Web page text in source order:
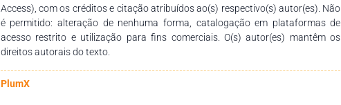
Access), com os créditos e citação atribuídos ao(s) respectivo(s) autor(es). Não
é permitido: alteração de nenhuma forma, catalogação em plataformas de
acesso restrito e utilização para fins comerciais. O(s) autor(es) mantêm os
direitos autorais do texto.
PlumX